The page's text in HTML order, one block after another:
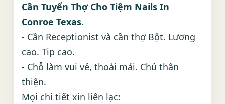
Cần Tuyển Thợ Cho Tiệm Nails In
Conroe Texas.
- Cần Receptionist và cần thợ Bột. Lương
cao. Tip cao.
- Chỗ làm vui vẻ, thoải mái. Chủ thân
thiện.
Mọi chi tiết xin liên lạc: